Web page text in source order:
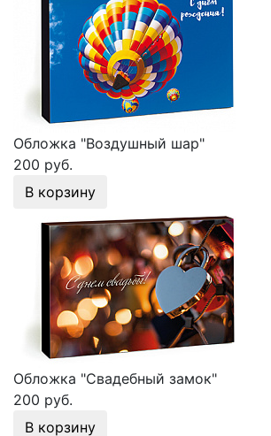
Обложка "Воздушный шар"
200 руб.
В корзину
Обложка "Свадебный замок"
200 руб.
В корзину